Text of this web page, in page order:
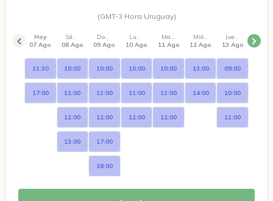
(GMT-3 Hora Uruguay)
Hoy
07 Ago
11:30
17:00
Sábado
08 Ago
10:00
11:00
12:00
13:00
Domingo
09 Ago
10:00
11:00
12:00
17:00
18:00
Lunes
10 Ago
10:00
11:00
12:00
Martes
11 Ago
10:00
11:00
12:00
Miércoles
12 Ago
13:00
14:00
Jueves
13 Ago
09:00
10:00
11:00